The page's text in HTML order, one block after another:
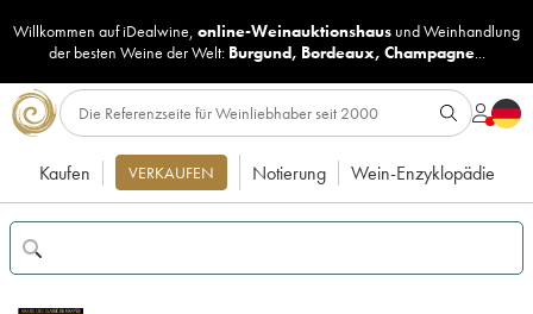
Willkommen auf iDealwine, online-Weinauktionshaus undWeinhandlung
der besten Weine der Welt: Burgund, Bordeaux, Champagne...
Kaufen VERKAUFEN Notierung Wein-Enzyklopädie